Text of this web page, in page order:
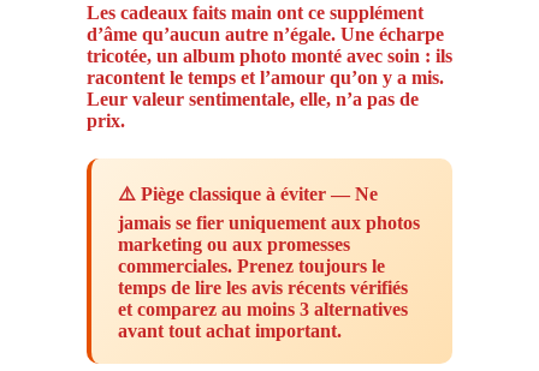
Les cadeaux faits main ont ce supplément
d’âme qu’aucun autre n’égale. Une écharpe
tricotée, un album photo monté avec soin : ils
racontent le temps et l’amour qu’on y a mis.
Leur valeur sentimentale, elle, n’a pas de
prix.
⚠️ Piège classique à éviter — Ne
jamais se fier uniquement aux photos
marketing ou aux promesses
commerciales. Prenez toujours le
temps de lire les avis récents vérifiés
et comparez au moins 3 alternatives
avant tout achat important.